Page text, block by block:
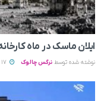
ایلان ماسک در ماه
نوشته شده توسط نرگس چالوک